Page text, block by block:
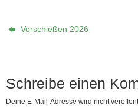
Vorschießen 2026
Schreibe einen
Deine E-Mail-Adresse wird nicht